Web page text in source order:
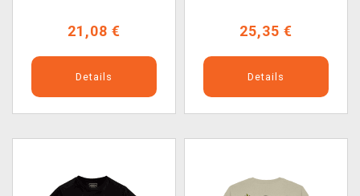
21,08 €
Details
25,35 €
Details